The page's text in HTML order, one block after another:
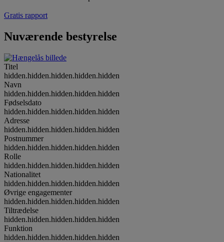
Gratis rapport
Nuværende bestyrelse
Titel
hidden.hidden.hidden.hidden.hidden
Navn
hidden.hidden.hidden.hidden.hidden
Fødselsdato
hidden.hidden.hidden.hidden.hidden
Adresse
hidden.hidden.hidden.hidden.hidden
Postnummer
hidden.hidden.hidden.hidden.hidden
Rolle
hidden.hidden.hidden.hidden.hidden
Nationalitet
hidden.hidden.hidden.hidden.hidden
Øvrige engagementer
hidden.hidden.hidden.hidden.hidden
Tiltrædelse
hidden.hidden.hidden.hidden.hidden
Funktion
hidden.hidden.hidden.hidden.hidden